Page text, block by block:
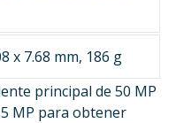
x 7.68 mm, 186 g
principal de 50 MP
MP para obtener